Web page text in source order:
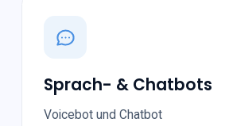
Sprach- & Chatbots
Voicebot und Chatbot